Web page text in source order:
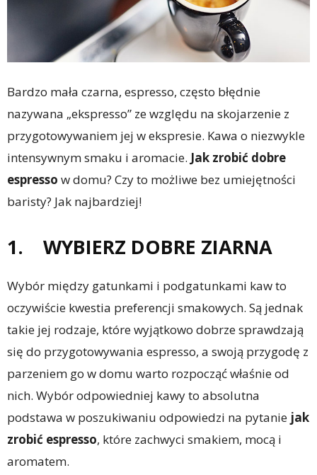
Bardzo mała czarna, espresso, często błędnie
nazywana „ekspresso” ze względu na skojarzenie z
przygotowywaniem jej w ekspresie. Kawa o niezwykle
intensywnym smaku i aromacie. Jak zrobić dobre
espresso w domu? Czy to możliwe bez umiejętności
baristy? Jak najbardziej!
1. WYBIERZ DOBRE ZIARNA
Wybór między gatunkami i podgatunkami kaw to
oczywiście kwestia preferencji smakowych. Są jednak
takie jej rodzaje, które wyjątkowo dobrze sprawdzają
się do przygotowywania espresso, a swoją przygodę z
parzeniem go w domu warto rozpocząć właśnie od
nich. Wybór odpowiedniej kawy to absolutna
podstawa w poszukiwaniu odpowiedzi na pytanie jak
zrobić espresso, które zachwyci smakiem, mocą i
aromatem.